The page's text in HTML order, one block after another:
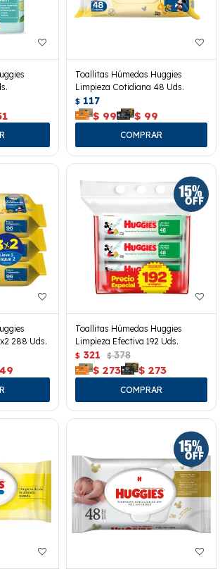
Toallitas Húmedas Huggies
Limpieza Cotidiana 48 Uds.
$ 117
$ 99 $ 99
288 Uds.
Toallitas Húmedas Huggies
Limpieza Efectiva 192 Uds.
$ 321 $ 378
$ 273 $ 273